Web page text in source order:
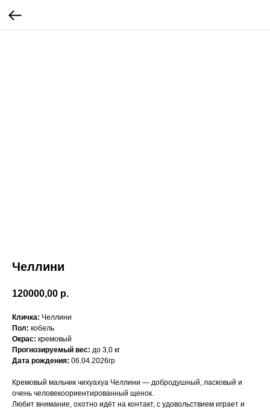
Челлини
120000,00 р.
Кличка: Челлини
Пол: кобель
Окрас: кремовый
Прогнозируемый вес: до 3,0 кг
Дата рождения: 06.04.2026гр
Кремовый мальчик чихуахуа Челлини — добродушный, ласковый и
очень человекоориентированный щенок.
Любит внимание, охотно идёт на контакт, с удовольствием играет и